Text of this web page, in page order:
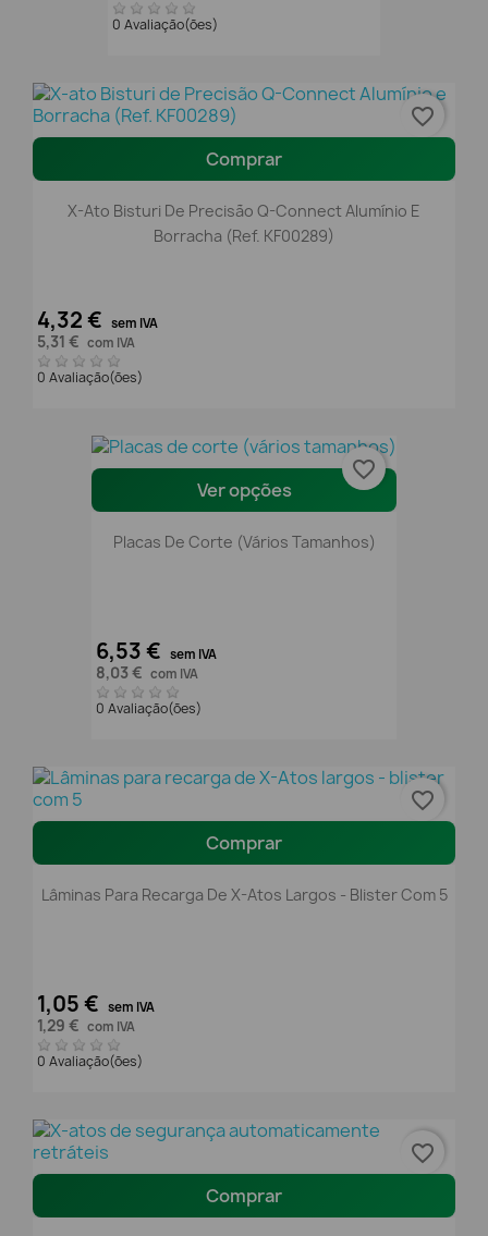
0 Avaliação(ões)
Comprar
X-Ato Bisturi De Precisão Q-Connect Alumínio E
Borracha (Ref. KF00289)
4,32 € sem IVA
5,31 € com IVA
0 Avaliação(ões)
favorite_border
Ver opções
Placas De Corte (vários Tamanhos)
6,53 € sem IVA
8,03 € com IVA
0 Avaliação(ões)
favorite_border
Comprar
Lâminas Para Recarga De X-Atos Largos - Blister Com 5
1,05 € sem IVA
1,29 € com IVA
0 Avaliação(ões)
favorite_border
Comprar
favorite_border